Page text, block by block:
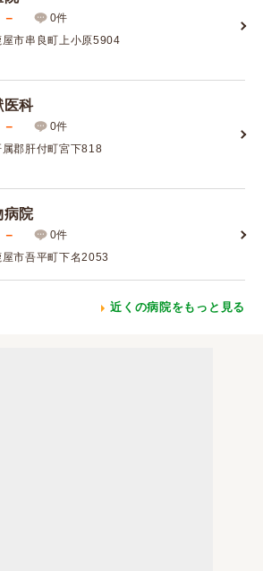
－
0件
屋市串良町上小原5904
医科
－
0件
属郡肝付町宮下818
病院
－
0件
市吾平町下名2053
近くの病院をもっと見る